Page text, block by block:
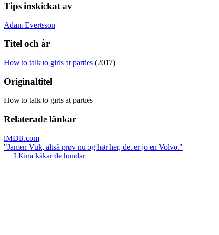
Tips inskickat av
Adam Evertsson
Titel och år
How to talk to girls at parties (2017)
Originaltitel
How to talk to girls at parties
Relaterade länkar
iMDB.com
"Jamen Vuk, altså prøv nu og hør her, det er jo en Volvo."
— I Kina käkar de hundar